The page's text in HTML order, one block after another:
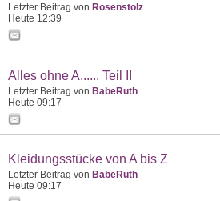
Letzter Beitrag von Rosenstolz
Heute 12:39
Alles ohne A...... Teil II
Letzter Beitrag von BabeRuth
Heute 09:17
Kleidungsstücke von A bis Z
Letzter Beitrag von BabeRuth
Heute 09:17